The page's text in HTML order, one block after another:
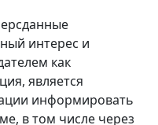
интерес и
как
является
информировать
в том числе через